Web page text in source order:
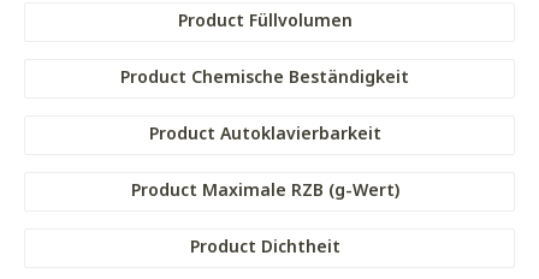
Product Füllvolumen
Product Chemische Beständigkeit
Product Autoklavierbarkeit
Product Maximale RZB (g-Wert)
Product Dichtheit